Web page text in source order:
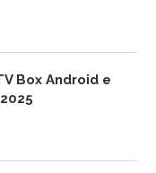
Box Android e